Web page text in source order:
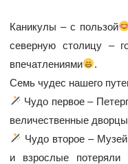
Каникулы – с пользой
северную столицу –
впечатлениями
.
Семь чудес нашего
Чудо первое –
величественные
Чудо второе –
и взрослые